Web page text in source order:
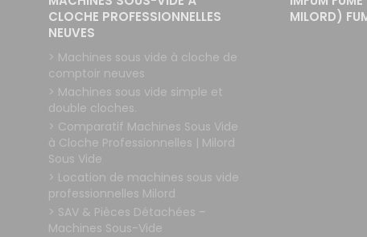
CLOCHE PROFESSIONNELLES
NEUVES
> Machines sous vide à cloche de
comptoir neuves
> Machines sous vide simple et
double cloches.
> Comparatif Machines Sous Vide
à Cloche Professionnelles | Milord
Sous Vide
> Location de machines sous vide
professionnelles Milord
> SAV & Pièces Détachées –
Machines Sous-Vide
MILORD)